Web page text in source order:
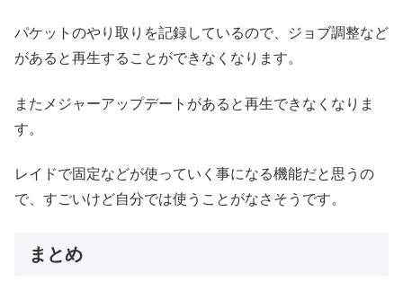
パケットのやり取りを記録しているので、ジョブ調整など
があると再生することができなくなります。
またメジャーアップデートがあると再生できなくなりま
す。
レイドで固定などが使っていく事になる機能だと思うの
で、すごいけど自分では使うことがなさそうです。
まとめ